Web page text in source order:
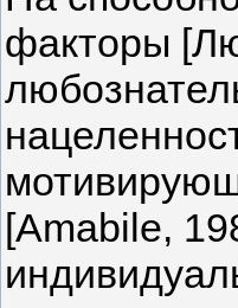
факторы
[Amabile,